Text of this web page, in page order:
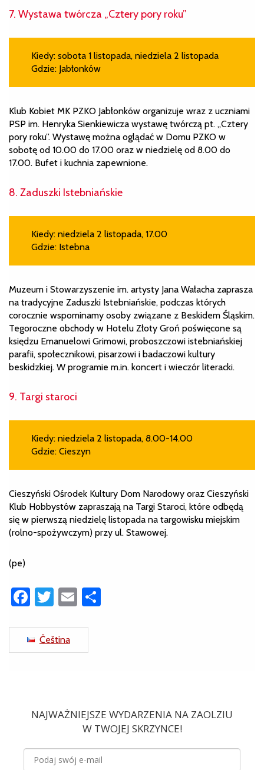
7. Wystawa twórcza „Cztery pory roku”
Kiedy: sobota 1 listopada, niedziela 2 listopada
Gdzie: Jabłonków
Klub Kobiet MK PZKO Jabłonków organizuje wraz z uczniami
PSP im. Henryka Sienkiewicza wystawę twórczą pt. „Cztery
pory roku”. Wystawę można oglądać w Domu PZKO w
sobotę od 10.00 do 17.00 oraz w niedzielę od 8.00 do
17.00. Bufet i kuchnia zapewnione.
8. Zaduszki Istebniańskie
Kiedy: niedziela 2 listopada, 17.00
Gdzie: Istebna
Muzeum i Stowarzyszenie im. artysty Jana Wałacha zaprasza
na tradycyjne Zaduszki Istebniańskie, podczas których
corocznie wspominamy osoby związane z Beskidem Śląskim.
Tegoroczne obchody w Hotelu Złoty Groń poświęcone są
księdzu Emanuelowi Grimowi, proboszczowi istebniańskiej
parafii, społecznikowi, pisarzowi i badaczowi kultury
beskidzkiej. W programie m.in. koncert i wieczór literacki.
9. Targi staroci
Kiedy: niedziela 2 listopada, 8.00-14.00
Gdzie: Cieszyn
Cieszyński Ośrodek Kultury Dom Narodowy oraz Cieszyński
Klub Hobbystów zapraszają na Targi Staroci, które odbędą
się w pierwszą niedzielę listopada na targowisku miejskim
(rolno-spożywczym) przy ul. Stawowej.
(pe)
Facebook
Twitter
Email
Čeština
NAJWAŻNIEJSZE WYDARZENIA NA ZAOLZIU
W TWOJEJ SKRZYNCE!